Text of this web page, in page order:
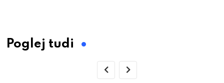
Poglej tudi